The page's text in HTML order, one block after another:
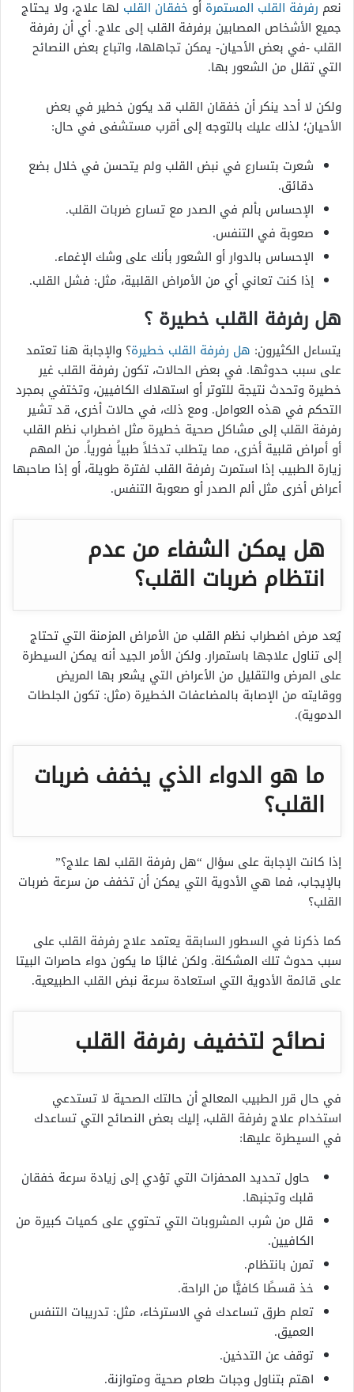
نعم رفرفة القلب المستمرة أو خفقان القلب لها علاج، ولا يحتاج
جميع الأشخاص المصابين برفرفة القلب إلى علاج. أي أن رفرفة
القلب -في بعض الأحيان- يمكن تجاهلها، واتباع بعض النصائح
التي تقلل من الشعور بها.
ولكن لا أحد ينكر أن خفقان القلب قد يكون خطير في بعض
الأحيان؛ لذلك عليك بالتوجه إلى أقرب مستشفى في حال:
شعرت بتسارع في نبض القلب ولم يتحسن في خلال بضع
دقائق.
الإحساس بألم في الصدر مع تسارع ضربات القلب.
صعوبة في التنفس.
الإحساس بالدوار أو الشعور بأنك على وشك الإغماء.
إذا كنت تعاني أي من الأمراض القلبية، مثل: فشل القلب.
هل رفرفة القلب خطيرة ؟
يتساءل الكثيرون: هل رفرفة القلب خطيرة؟ والإجابة هنا تعتمد
على سبب حدوثها. في بعض الحالات، تكون رفرفة القلب غير
خطيرة وتحدث نتيجة للتوتر أو استهلاك الكافيين، وتختفي بمجرد
التحكم في هذه العوامل. ومع ذلك، في حالات أخرى، قد تشير
رفرفة القلب إلى مشاكل صحية خطيرة مثل اضطراب نظم القلب
أو أمراض قلبية أخرى، مما يتطلب تدخلاً طبياً فورياً. من المهم
زيارة الطبيب إذا استمرت رفرفة القلب لفترة طويلة، أو إذا صاحبها
أعراض أخرى مثل ألم الصدر أو صعوبة التنفس.
هل يمكن الشفاء من عدم
انتظام ضربات القلب؟
يُعد مرض اضطراب نظم القلب من الأمراض المزمنة التي تحتاج
إلى تناول علاجها باستمرار. ولكن الأمر الجيد أنه يمكن السيطرة
على المرض والتقليل من الأعراض التي يشعر بها المريض
ووقايته من الإصابة بالمضاعفات الخطيرة (مثل: تكون الجلطات
الدموية).
ما هو الدواء الذي يخفف ضربات
القلب؟
إذا كانت الإجابة على سؤال “هل رفرفة القلب لها علاج؟”
بالإيجاب، فما هي الأدوية التي يمكن أن تخفف من سرعة ضربات
القلب؟
كما ذكرنا في السطور السابقة يعتمد علاج رفرفة القلب على
سبب حدوث تلك المشكلة. ولكن غالبًا ما يكون دواء حاصرات البيتا
على قائمة الأدوية التي استعادة سرعة نبض القلب الطبيعية.
نصائح لتخفيف رفرفة القلب
في حال قرر الطبيب المعالج أن حالتك الصحية لا تستدعي
استخدام علاج رفرفة القلب، إليك بعض النصائح التي تساعدك
في السيطرة عليها:
حاول تحديد المحفزات التي تؤدي إلى زيادة سرعة خفقان
قلبك وتجنبها.
قلل من شرب المشروبات التي تحتوي على كميات كبيرة من
الكافيين.
تمرن بانتظام.
خذ قسطًا كافيًّا من الراحة.
تعلم طرق تساعدك في الاسترخاء، مثل: تدريبات التنفس
العميق.
توقف عن التدخين.
اهتم بتناول وجبات طعام صحية ومتوازنة.